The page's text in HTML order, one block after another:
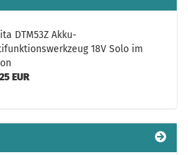
DTM53Z Akku-
18V Solo im
EUR